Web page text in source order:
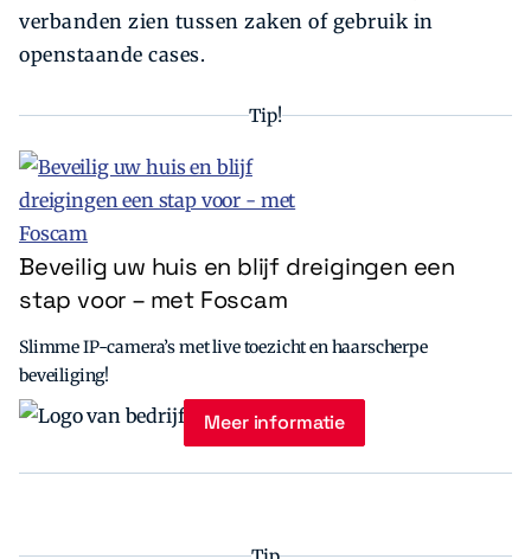
verbanden zien tussen zaken of gebruik in
openstaande cases.
Tip!
Beveilig uw huis en blijf dreigingen een
stap voor – met Foscam
Slimme IP-camera’s met live toezicht en haarscherpe
beveiliging!
Meer informatie